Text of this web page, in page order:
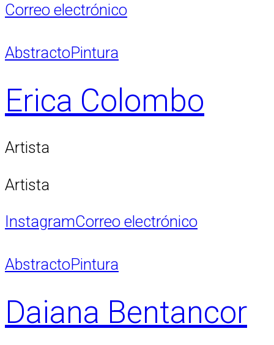
Correo electrónico
AbstractoPintura
Erica Colombo
Artista
Artista
InstagramCorreo electrónico
AbstractoPintura
Daiana Bentancor